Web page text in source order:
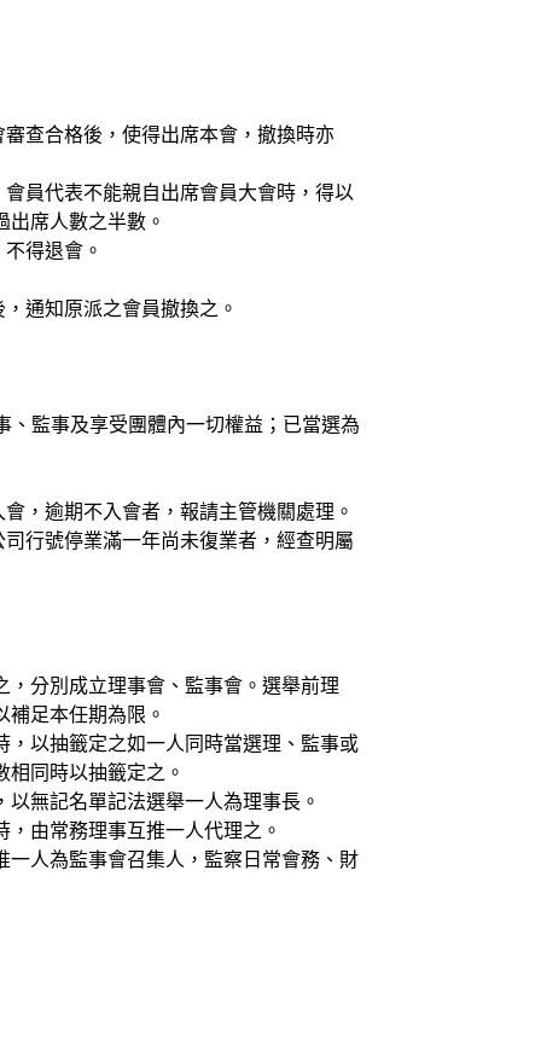
查合格後，使得出席本會，撤換時亦
員代表不能親自出席會員大會時，得以
席人數之半數。
得退會。
通知原派之會員撤換之。
、監事及享受團體內一切權益；已當選為
，逾期不入會者，報請主管機關處理。
行號停業滿一年尚未復業者，經查明屬
分別成立理事會、監事會。選舉前理
足本任期為限。
以抽籤定之如一人同時當選理、監事或
同時以抽籤定之。
無記名單記法選舉一人為理事長。
由常務理事互推一人代理之。
人為監事會召集人，監察日常會務、財